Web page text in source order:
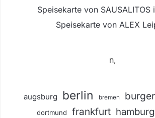
Speisekarte von SAUSALITOS
Speisekarte von ALEX
n,
augsburg berlin bremen burger
dortmund frankfurt hamburg